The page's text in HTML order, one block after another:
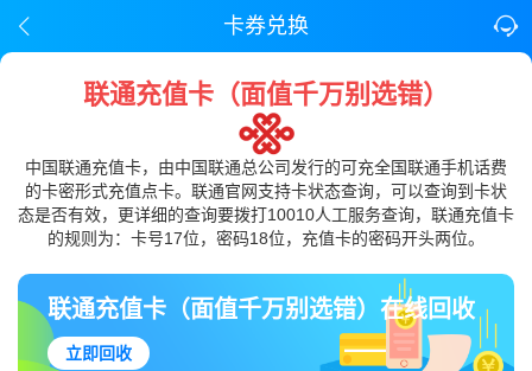
卡券兑换
联通充值卡（面值千万别选错）
中国联通充值卡，由中国联通总公司发行的可充全国联通手机话费
的卡密形式充值点卡。联通官网支持卡状态查询，可以查询到卡状
态是否有效，更详细的查询要拨打10010人工服务查询，联通充值卡
的规则为：卡号17位，密码18位，充值卡的密码开头两位。
联通充值卡（面值千万别选错）在线回收
立即回收